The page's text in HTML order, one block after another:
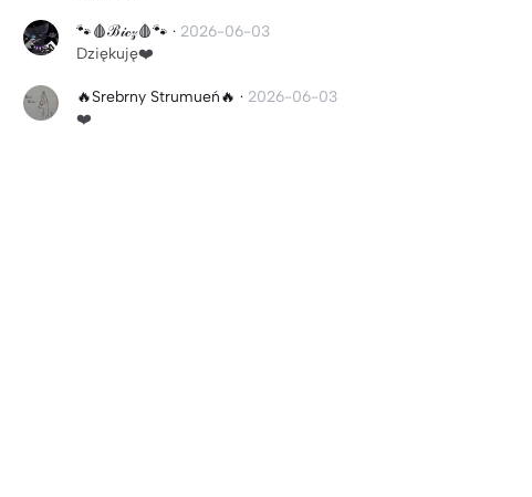
🐾🩸ℬ𝒾𝒸𝓏🩸🐾 · 2026-06-03
Dziękuję❤️
🔥Srebrny Strumueń🔥 · 2026-06-03
❤️